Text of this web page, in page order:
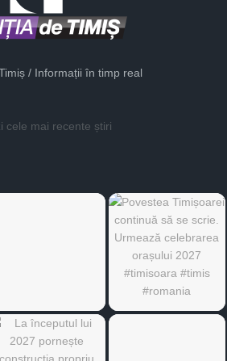
/ Informații în timp real
cele mai recente știri